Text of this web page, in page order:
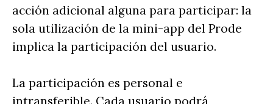
acción adicional alguna para participar: la
sola utilización de la mini-app del Prode
implica la participación del usuario.
La participación es personal e
intransferible. Cada usuario podrá